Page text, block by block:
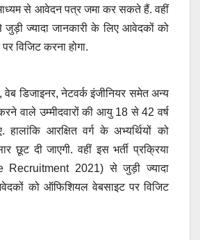
से आवेदन पत्र जमा कर सकते हैं. वहीं
जुड़ी ज्यादा जानकारी के लिए आवेदकों को
विजिट करना होगा.
वेब डिजाइनर, नेटवर्क इंजीनियर समेत अन्य
वाले उम्मीदवारों की आयु 18 से 42 वर्ष
हालांकि आरक्षित वर्ग के अभ्यर्थियों को
छूट दी जाएगी. वहीं इस भर्ती प्रक्रिया
Recruitment 2021) से जुड़ी ज्यादा
को ऑफिशियल वेबसाइट पर विजिट